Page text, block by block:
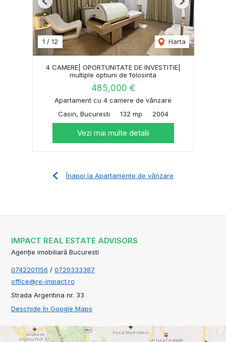
1 / 12 Harta
Previous Next
4 CAMERE| OPORTUNITATE DE INVESTITIE|
multiple optiuni de folosinta
485,000 €
Apartament cu 4 camere de vânzare
Casin, Bucuresti
132 mp 2004
Vezi mai multe detalii
Înapoi la Apartamente de vânzare
IMPACT REAL ESTATE ADVISORS
Agenție imobiliară Bucuresti
0742201156 / 0720333387
office@re-impact.ro
Strada Argentina nr. 33
Deschide în Google Maps